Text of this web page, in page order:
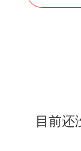
目前还